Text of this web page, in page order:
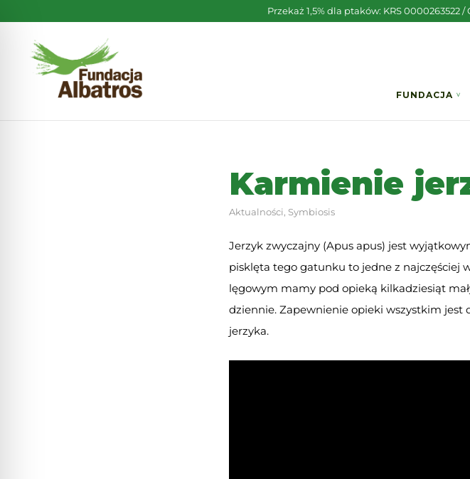
to
content
Przekaż 1,5% dla ptaków: KRS
FUNDACJA
Karmienie
Aktualności, Symbiosis
Jerzyk zwyczajny (Apus apus) jest
pisklęta tego gatunku to jedne z najczęściej
lęgowym mamy pod opieką kilkadziesiąt
dziennie. Zapewnienie opieki wszystkim
jerzyka.